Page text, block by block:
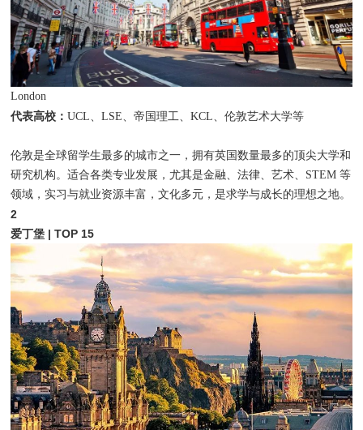
London
代表高校：UCL、LSE、帝国理工、KCL、伦敦艺术大学等
伦敦是全球留学生最多的城市之一，拥有英国数量最多的顶尖大学和
研究机构。适合各类专业发展，尤其是金融、法律、艺术、STEM 等
领域，实习与就业资源丰富，文化多元，是求学与成长的理想之地。
2
爱丁堡 | TOP 15